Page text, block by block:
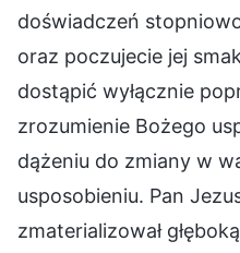
doświadczeń
oraz poczujecie jej
dostąpić wyłącznie
zrozumienie Bożego
dążeniu do zmiany w
usposobieniu. Pan
zmaterializował